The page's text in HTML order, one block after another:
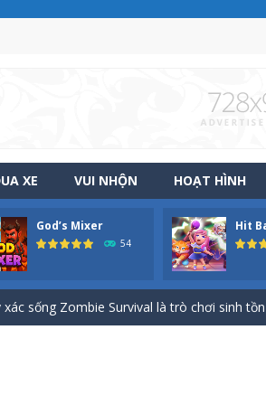
XE VUI NHỘN HOẠT HÌNH
God’s Mixer
54
Hit
con qua hành trình gian nan Papa Buzja
& Fight – Hợp nhất vũ khí, binh lính và
bất tận cùng các nhân vật Italian
và bắn hạ kẻ thù Weapon Craft Run là
đầu siêu hài hước Skibidi Toilet cổ dài
sống Zombie Survival là trò chơi sinh
chống zombie khốc liệt Evony – Vị Vua
bắp vượt ngục lâu đài Trong Obby tập gym